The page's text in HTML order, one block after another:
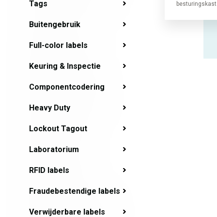
Tags
Buitengebruik
Full-color labels
Keuring & Inspectie
Componentcodering
Heavy Duty
Lockout Tagout
Laboratorium
RFID labels
Fraudebestendige labels
Verwijderbare labels